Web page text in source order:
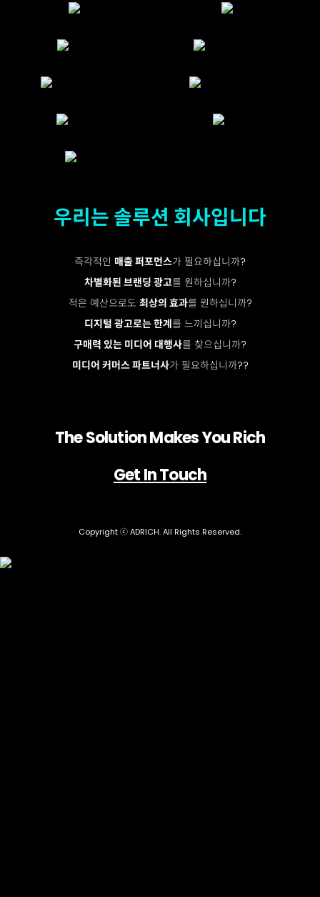
우리는 솔루션 회사입니다
즉각적인 매출 퍼포먼스가 필요하십니까?
차별화된 브랜딩 광고를 원하십니까?
적은 예산으로도 최상의 효과를 원하십니까?
디지털 광고로는 한계를 느끼십니까?
구매력 있는 미디어 대행사를 찾으십니까?
미디어 커머스 파트너사가 필요하십니까??
The Solution Makes You Rich
Get In Touch
Copyright ⓒ ADRICH. All Rights Reserved.